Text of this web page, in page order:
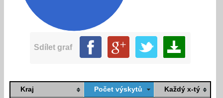
Sdílet graf
Kraj Počet výskytů Každý x-tý